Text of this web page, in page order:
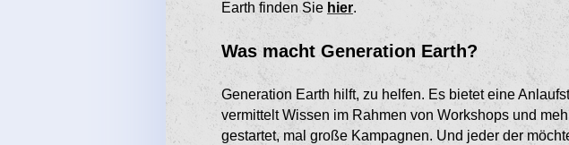
Earth finden Sie hier.
Was macht Generation Earth?
Generation Earth hilft, zu helfen. Es bietet eine
vermittelt Wissen im Rahmen von Workshops und
gestartet, mal große Kampagnen. Und jeder der